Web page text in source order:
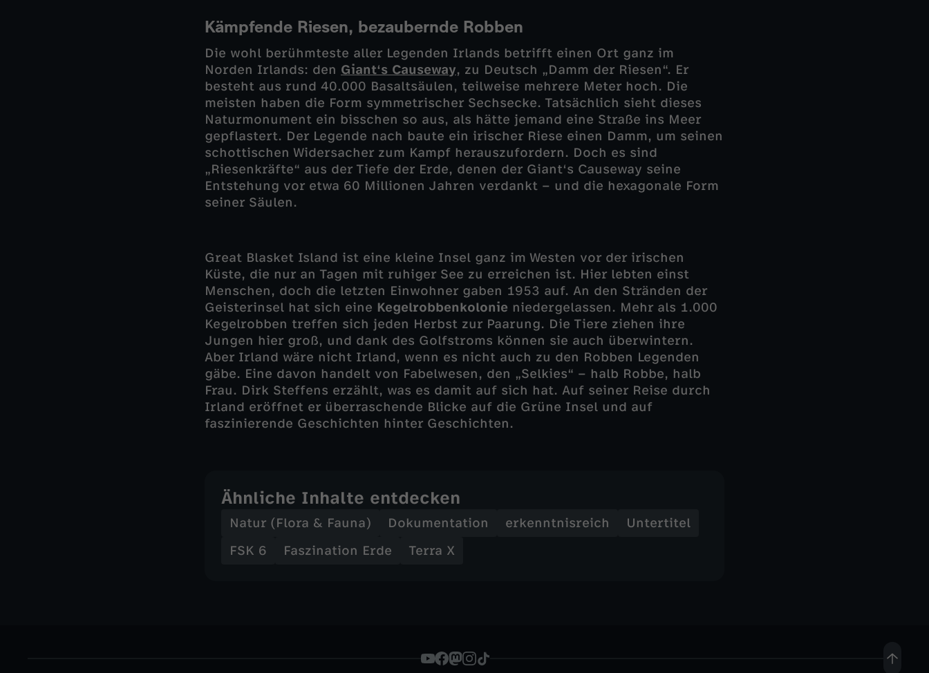
Kämpfende Riesen, bezaubernde Robben
Die wohl berühmteste aller Legenden Irlands betrifft einen Ort ganz im
Norden Irlands: den Giant‘s Causeway, zu Deutsch „Damm der Riesen“. Er
besteht aus rund 40.000 Basaltsäulen, teilweise mehrere Meter hoch. Die
meisten haben die Form symmetrischer Sechsecke. Tatsächlich sieht dieses
Naturmonument ein bisschen so aus, als hätte jemand eine Straße ins Meer
gepflastert. Der Legende nach baute ein irischer Riese einen Damm, um seinen
schottischen Widersacher zum Kampf herauszufordern. Doch es sind
„Riesenkräfte“ aus der Tiefe der Erde, denen der Giant‘s Causeway seine
Entstehung vor etwa 60 Millionen Jahren verdankt – und die hexagonale Form
seiner Säulen.
Great Blasket Island ist eine kleine Insel ganz im Westen vor der irischen
Küste, die nur an Tagen mit ruhiger See zu erreichen ist. Hier lebten einst
Menschen, doch die letzten Einwohner gaben 1953 auf. An den Stränden der
Geisterinsel hat sich eine Kegelrobbenkolonie niedergelassen. Mehr als 1.000
Kegelrobben treffen sich jeden Herbst zur Paarung. Die Tiere ziehen ihre
Jungen hier groß, und dank des Golfstroms können sie auch überwintern.
Aber Irland wäre nicht Irland, wenn es nicht auch zu den Robben Legenden
gäbe. Eine davon handelt von Fabelwesen, den „Selkies“ – halb Robbe, halb
Frau. Dirk Steffens erzählt, was es damit auf sich hat. Auf seiner Reise durch
Irland eröffnet er überraschende Blicke auf die Grüne Insel und auf
faszinierende Geschichten hinter Geschichten.
Ähnliche Inhalte entdecken
Natur (Flora & Fauna) Dokumentation erkenntnisreich
Untertitel
FSK 6
Faszination Erde Terra X